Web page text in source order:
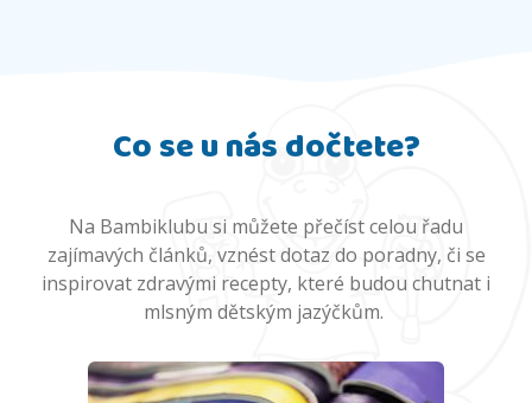
Co se u nás dočtete?
Na Bambiklubu si můžete přečíst celou řadu
zajímavých článků, vznést dotaz do poradny, či se
inspirovat zdravými recepty, které budou chutnat i
mlsným dětským jazýčkům.